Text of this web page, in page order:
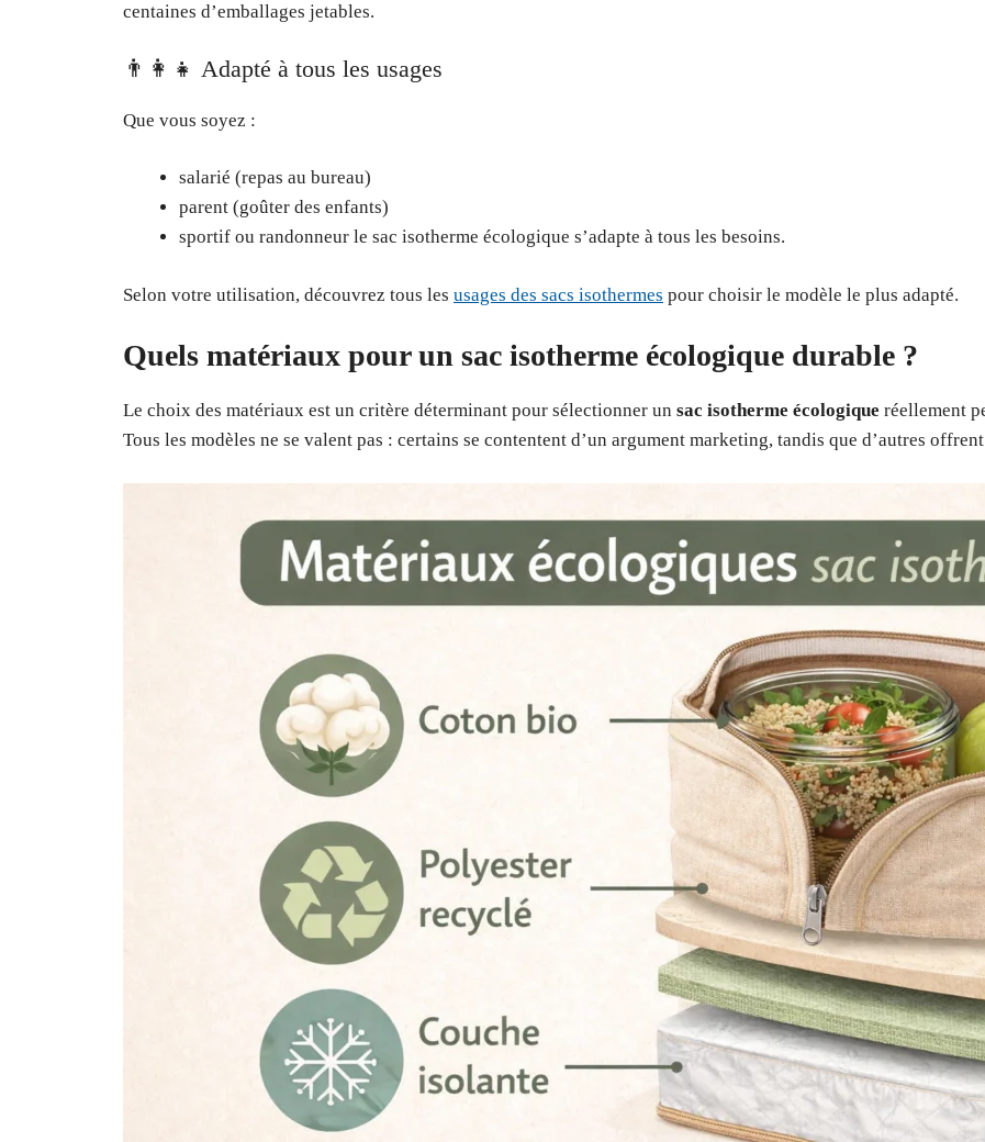
centaines d’emballages jetables.
👨‍👩‍👧 Adapté à tous les usages
Que vous soyez :
salarié (repas au bureau)
parent (goûter des enfants)
sportif ou randonneur le sac isotherme écologique s’adapte à tous les besoins.
Selon votre utilisation, découvrez tous les usages des sacs isothermes pour choisir le modèle le plus adapté.
Quels matériaux pour un sac isotherme écologique durable ?
Le choix des matériaux est un critère déterminant pour sélectionner un sac isotherme écologique réellement
Tous les modèles ne se valent pas : certains se contentent d’un argument marketing, tandis que d’autres